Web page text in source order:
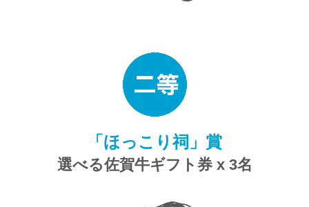
「ほっこり祠」賞
選べる佐賀牛ギフト券 x 3名